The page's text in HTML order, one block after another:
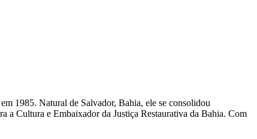
1985. Natural de Salvador, Bahia, ele se consolidou
a Cultura e Embaixador da Justiça Restaurativa da Bahia. Com